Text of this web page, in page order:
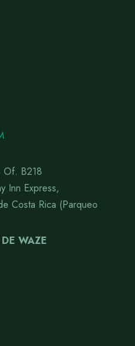
Of. B218
Inn Express,
Costa Rica (Parqueo
WAZE